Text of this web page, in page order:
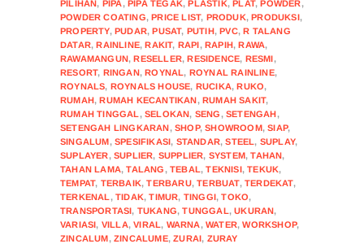
PILIHAN, PIPA,PIPA TEGAK,PLASTIK,PLAT,POWDER,
POWDER COATING,PRICE LIST, PRODUK,PRODUKSI,
PROPERTY,PUDAR,PUSAT, PUTIH,PVC,R TALANG
DATAR,RAINLINE,RAKIT, RAPI,RAPIH,RAWA,
RAWAMANGUN,RESELLER,RESIDENCE, RESMI,
RESORT, RINGAN,ROYNAL, ROYNAL RAINLINE,
ROYNALS, ROYNALS HOUSE, RUCIKA,RUKO,
RUMAH,RUMAH KECANTIKAN,RUMAH SAKIT,
RUMAH TINGGAL ,SELOKAN, SENG ,SETENGAH,
SETENGAH LINGKARAN,SHOP,SHOWROOM,SIAP,
SINGALUM,SPESIFIKASI, STANDAR,STEEL, SUPLAY,
SUPLAYER,SUPLIER, SUPPLIER, SYSTEM,TAHAN,
TAHAN LAMA,TALANG ,TEBAL,TEKNISI,TEKUK,
TEMPAT, TERBAIK,TERBARU,TERBUAT,TERDEKAT,
TERKENAL ,TIDAK,TIMUR, TINGGI,TOKO,
TRANSPORTASI, TUKANG,TUNGGAL,UKURAN,
VARIASI, VILLA,VIRAL, WARNA,WATER,WORKSHOP,
ZINCALUM,ZINCALUME,ZURAI, ZURAY